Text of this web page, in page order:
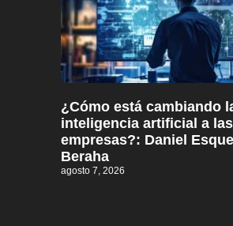
¿Cómo está cambiando
inteligencia artificial a las
empresas?: Daniel
Beraha
agosto 7, 2026